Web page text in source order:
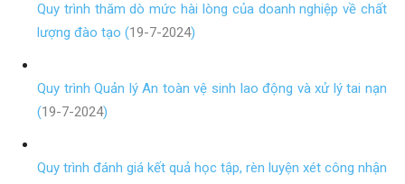
Quy trình thăm dò mức hài lòng của doanh nghiệp về chất
lượng đào tạo (19-7-2024)
Quy trình Quản lý An toàn vệ sinh lao động và xử lý tai nạn
(19-7-2024)
Quy trình đánh giá kết quả học tập, rèn luyện xét công nhận